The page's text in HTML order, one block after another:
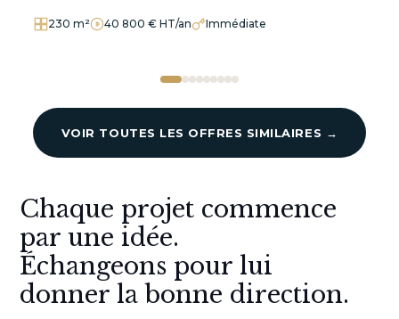
230 m² 40 800 € HT/an Immédiate
VOIR TOUTES LES OFFRES SIMILAIRES →
Chaque projet commence
par une idée.
Échangeons pour lui
donner la bonne direction.